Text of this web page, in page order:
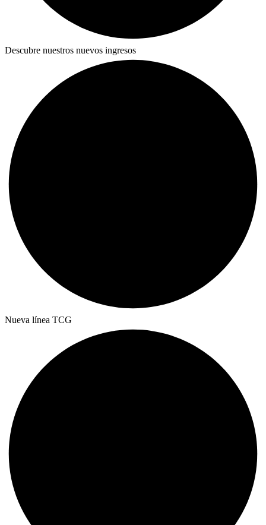
Descubre nuestros nuevos ingresos
Nueva línea TCG